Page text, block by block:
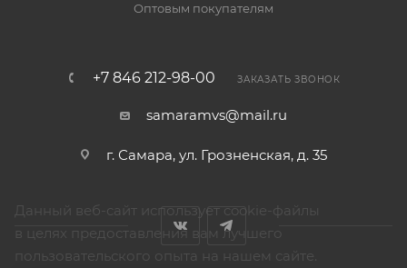
Оптовым покупателям
+7 846 212-98-00 ЗАКАЗАТЬ ЗВОНОК
samaramvs@mail.ru
г. Самара, ул. Грозненская, д. 35
Данный веб-сайт использует cookie-файлы
в целях предоставления вам лучшего
пользовательского опыта на нашем сайте.